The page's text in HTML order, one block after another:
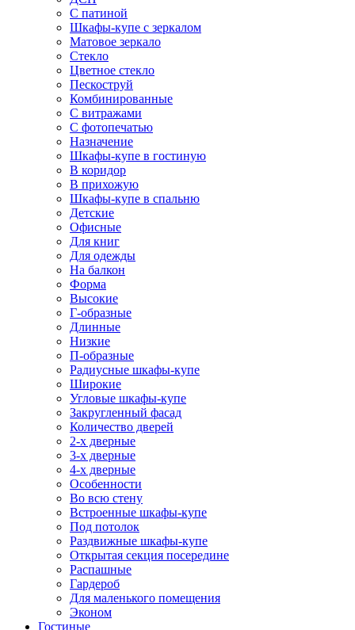
С патиной
Шкафы-купе с зеркалом
Матовое зеркало
Стекло
Цветное стекло
Пескоструй
Комбинированные
С витражами
С фотопечатью
Назначение
Шкафы-купе в гостиную
В коридор
В прихожую
Шкафы-купе в спальню
Детские
Офисные
Для книг
Для одежды
На балкон
Форма
Высокие
Г-образные
Длинные
Низкие
П-образные
Радиусные шкафы-купе
Широкие
Угловые шкафы-купе
Закругленный фасад
Количество дверей
2-х дверные
3-х дверные
4-х дверные
Особенности
Во всю стену
Встроенные шкафы-купе
Под потолок
Раздвижные шкафы-купе
Открытая секция посередине
Распашные
Гардероб
Для маленького помещения
Эконом
Гостиные